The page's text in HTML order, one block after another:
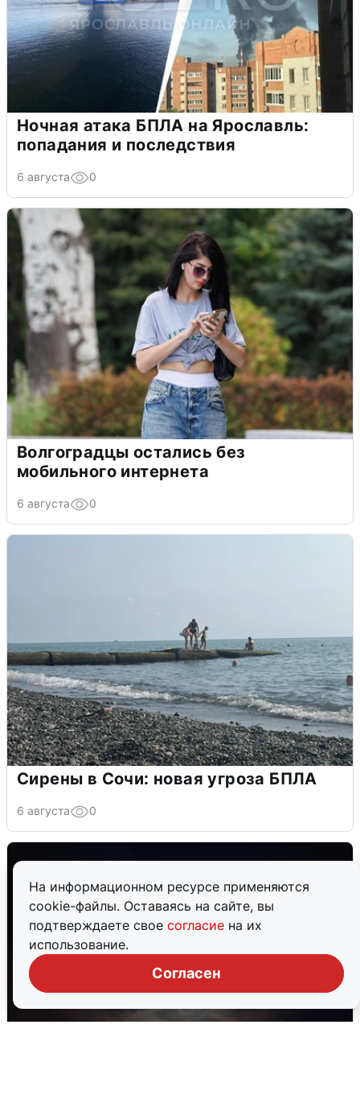
На информационном ресурсе применяются
cookie-файлы. Оставаясь на сайте, вы
подтверждаете свое согласие на их
использование.
Согласен
Ночная атака БПЛА на Ярославль:
попадания и последствия
6 августа 0
Волгоградцы остались без
мобильного интернета
6 августа 0
Сирены в Сочи: новая угроза БПЛА
6 августа 0